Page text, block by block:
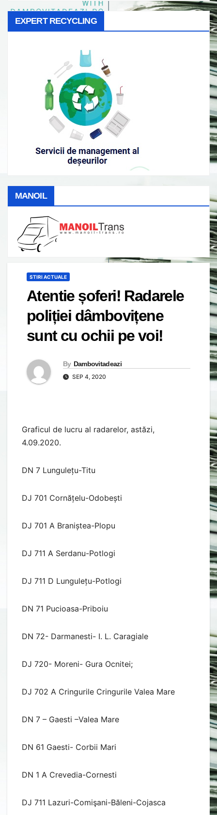
EXPERT RECYCLING
MANOIL
STIRI ACTUALE
Atentie șoferi! Radarele
poliției dâmbovițene
sunt cu ochii pe voi!
By Dambovitadeazi
SEP 4, 2020
Graficul de lucru al radarelor, astăzi,
4.09.2020.
DN 7 Lungulețu-Titu
DJ 701 Cornățelu-Odobești
DJ 701 A Braniștea-Plopu
DJ 711 A Serdanu-Potlogi
DJ 711 D Lungulețu-Potlogi
DN 71 Pucioasa-Priboiu
DN 72- Darmanesti- I. L. Caragiale
DJ 720- Moreni- Gura Ocnitei;
DJ 702 A Cringurile Cringurile Valea Mare
DN 7 – Gaesti –Valea Mare
DN 61 Gaesti- Corbii Mari
DN 1 A Crevedia-Cornesti
DJ 711 Lazuri-Comişani-Băleni-Cojasca